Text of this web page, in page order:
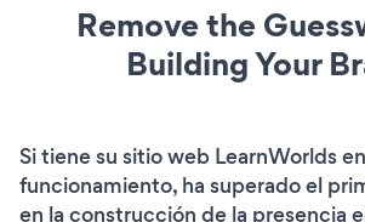
Remove the
Building Your
Si tiene su sitio web LearnWorlds en
funcionamiento, ha superado el
en la construcción de la presencia